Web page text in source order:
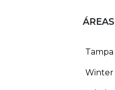
Tampa
Winter